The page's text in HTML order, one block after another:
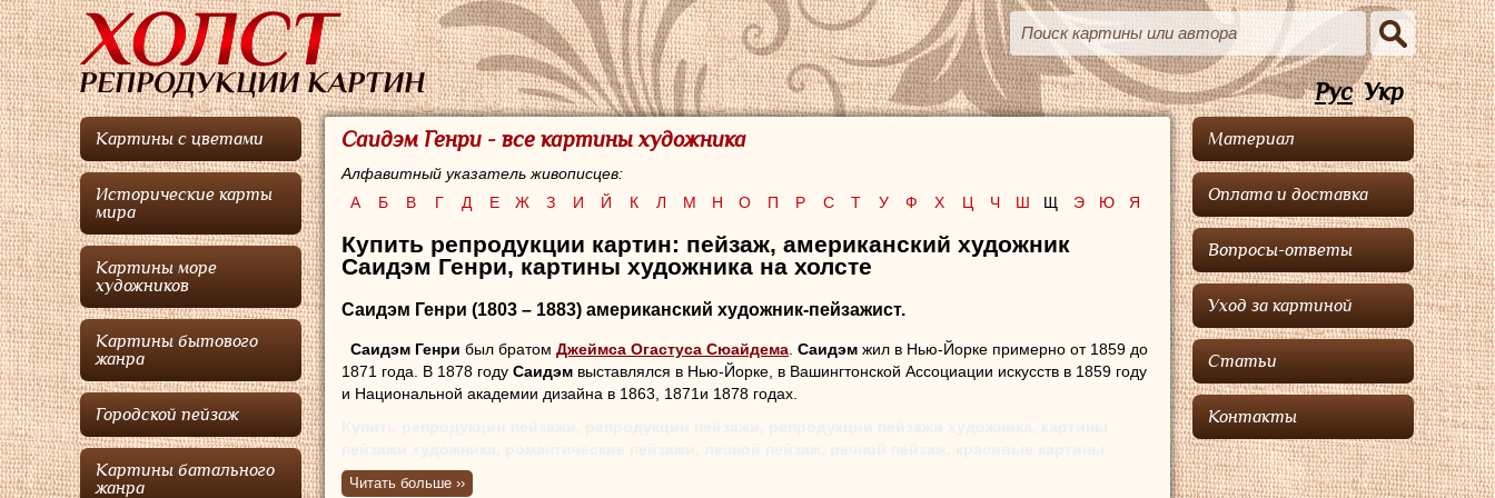
Рус Укр
Картины с цветами
Исторические карты
мира
Картины море
художников
Картины бытового
жанра
Городской пейзаж
Картины батального
жанра
Саидэм Генри - все картины художника
Алфавитный указатель живописцев:
А
Б В Г Д Е Ж З И Й К Л М Н О П Р С Т У Ф Х Ц Ч Ш Щ Э Ю Я
Купить репродукции картин: пейзаж, американский художник
Саидэм Генри, картины художника на холсте
Саидэм Генри (1803 – 1883) американский художник-пейзажист.
Саидэм Генри был братом Джеймса Огастуса Сюайдема. Саидэм жил в Нью-Йорке примерно от 1859 до
1871 года. В 1878 году Саидэм выставлялся в Нью-Йорке, в Вашингтонской Ассоциации искусств в 1859 году
и Национальной академии дизайна в 1863, 1871и 1878 годах.
пейзаж.
Читать больше ››
Материал
Оплата и доставка
Вопросы-ответы
Уход за картиной
Статьи
Контакты